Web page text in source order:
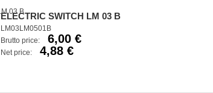
ELECTRIC SWITCH LM 03 B
LM03LM0501B
Brutto price:
6,00 €
Net price: 4,88 €